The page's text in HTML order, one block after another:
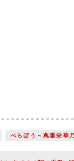
べらぼう～蔦重栄華